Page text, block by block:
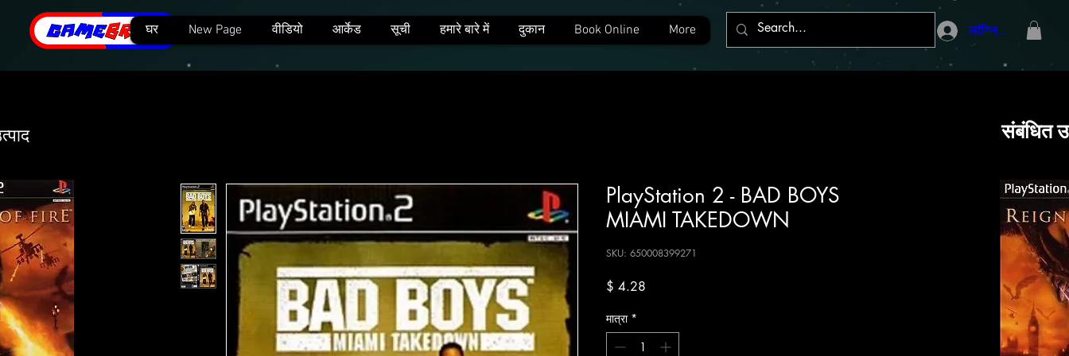
घर New Page वीडियो आर्केड सूची हमारे बारे में दुकान Book Online More लॉगिन करें
PlayStation 2 - BAD BOYS
MIAMI TAKEDOWN
SKU: 650008399271
$ 4.28
मात्रा *
संबंधित